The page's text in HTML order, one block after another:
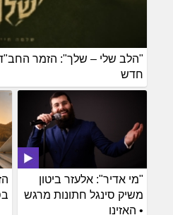
"הלב שלי – שלך": הזמר
חדש
"מי אדיר": אלעזר ביטון
משיק סינגל חתונות מרגש
• האזינו